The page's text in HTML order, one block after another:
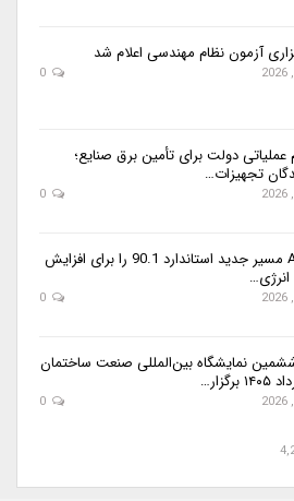
آزمون نظام مهندسی اعلام شد
عملیاتی دولت برای تأمین برق صنایع؛
تجهیزات…
ASHRAE مسیر جدید استاندارد 90.1 را برای افزایش
نمایشگاه بین‌المللی صنعت ساختمان